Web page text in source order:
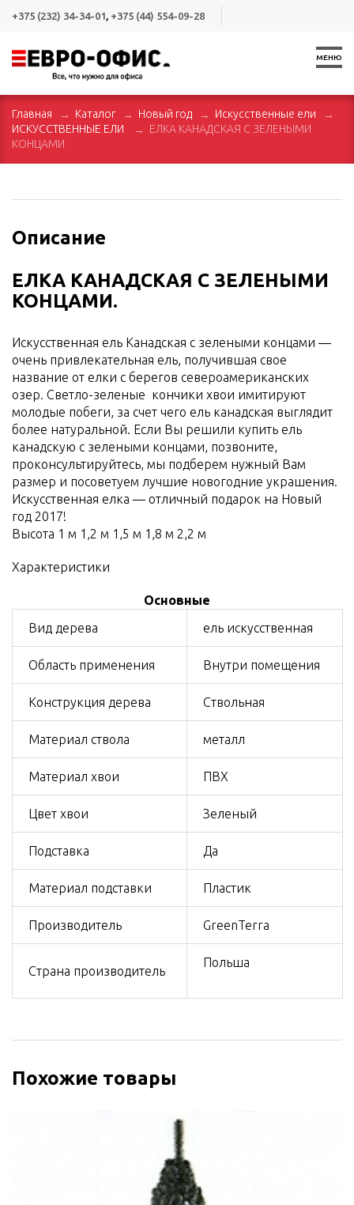
+375 (232) 34-34-01, +375 (44) 554-09-28
МЕНЮ
Главная Каталог Новый год
Искусственные ели
ИСКУССТВЕННЫЕ ЕЛИ
ЕЛКА КАНАДСКАЯ С ЗЕЛЕНЫМИ
КОНЦАМИ
Описание
ЕЛКА КАНАДСКАЯ С ЗЕЛЕНЫМИ
КОНЦАМИ.
Искусственная ель Канадская с зелеными концами ―
очень привлекательная ель, получившая свое
название от елки с берегов североамериканских
озер. Светло-зеленые кончики хвои имитируют
молодые побеги, за счет чего ель канадская выглядит
более натуральной. Если Вы решили купить ель
канадскую с зелеными концами, позвоните,
проконсультируйтесь, мы подберем нужный Вам
размер и посоветуем лучшие новогодние украшения.
Искусственная елка — отличный подарок на Новый
год 2017!
Высота 1 м 1,2 м 1,5 м 1,8 м 2,2 м
Характеристики
Основные
Вид дерева
ель искусственная
Область применения Внутри помещения
Конструкция дерева Ствольная
Материал ствола металл
Материал хвои ПВХ
Цвет хвои Зеленый
Подставка Да
Материал подставки Пластик
Производитель GreenTerra
Страна производитель
Польша
Похожие товары